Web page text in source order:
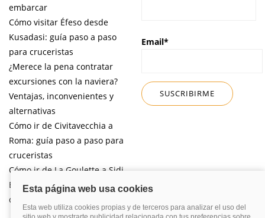
embarcar
Cómo visitar Éfeso desde
Kusadasi: guía paso a paso
para cruceristas
¿Merece la pena contratar
excursiones con la naviera?
Ventajas, inconvenientes y
alternativas
Cómo ir de Civitavecchia a
Roma: guía paso a paso para
cruceristas
Cómo ir de La Goulette a Sidi
Bou Said por libre desde tu
crucero
Email*